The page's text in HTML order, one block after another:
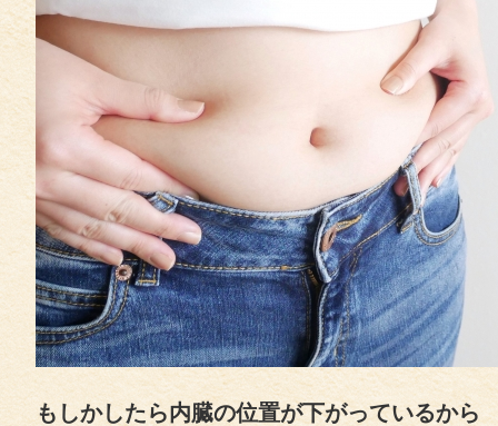
もしかしたら内臓の位置が下がっているから